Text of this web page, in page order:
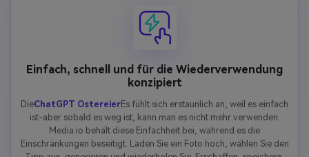
Einfach, schnell und für die Wiederverwendung
konzipiert
DieChatGPT OstereierEs fühlt sich erstaunlich an, weil es einfach
ist-aber sobald es weg ist, kann man es nicht mehr verwenden.
Media.io behält diese Einfachheit bei, während es die
Einschränkungen beseitigt. Laden Sie ein Foto hoch, wählen Sie den